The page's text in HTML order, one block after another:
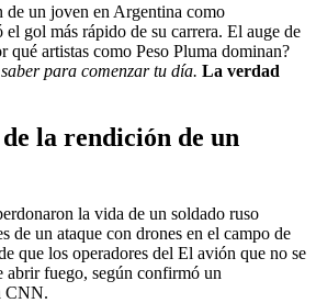
de un joven en Argentina como
gol más rápido de su carrera. El auge de
qué artistas como Peso Pluma dominan?
para comenzar tu día. La verdad
la rendición de un
la vida de un soldado ruso
de un ataque con drones en el campo de
que los operadores del El avión que no se
abrir fuego, según confirmó un
CNN.